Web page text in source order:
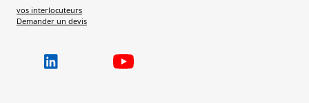
vos interlocuteurs
Demander un devis